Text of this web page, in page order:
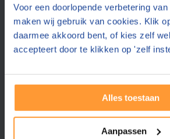
Voor een doorlopende verbetering
maken wij gebruik van cookies. Klik
daarmee akkoord bent, of kies zelf
accepteert door te klikken op 'zelf
Alles toestaan
Aanpassen
Hof NotarissenGoor (9 km)
9.3
(1136 reviews)
Noaber notarissen Vriezenveen
9.1 (43 reviews)
Vriezenveen (15 km)
9.3 (1136 reviews)